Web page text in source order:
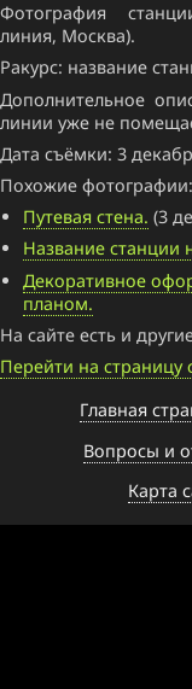
Фотография
линия, Москва).
Ракурс: название
Дополнительное
линии уже не
Дата съёмки: 3
Похожие фотографии:
Путевая стена. (3
Название станции
Декоративное
планом.
На сайте есть и
Перейти на
Главная
Вопросы и
Карта